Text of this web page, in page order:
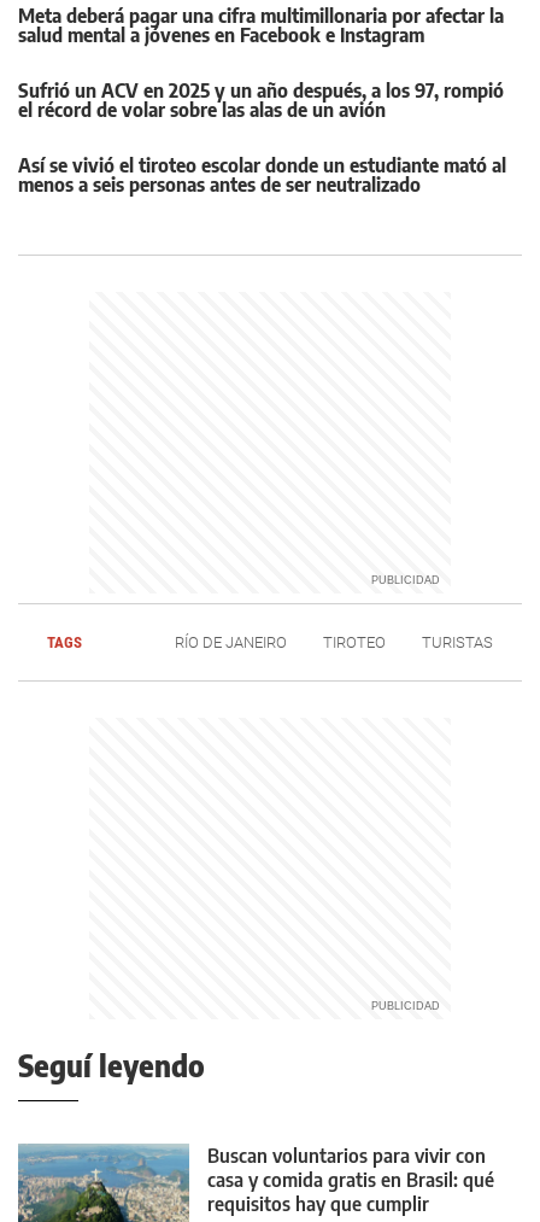
Meta deberá pagar una cifra multimillonaria por afectar la
salud mental a jóvenes en Facebook e Instagram
Sufrió un ACV en 2025 y un año después, a los 97, rompió
el récord de volar sobre las alas de un avión
Así se vivió el tiroteo escolar donde un estudiante mató al
menos a seis personas antes de ser neutralizado
TAGS RÍO DE JANEIRO TIROTEO TURISTAS
Seguí leyendo
Buscan voluntarios para vivir con
casa y comida gratis en Brasil: qué
requisitos hay que cumplir